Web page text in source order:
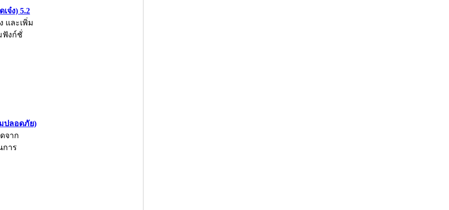
จ๋ง) 5.2
และเพิ่ม
ฟังก์ชั่
มปลอดภัย)
จาก
การ